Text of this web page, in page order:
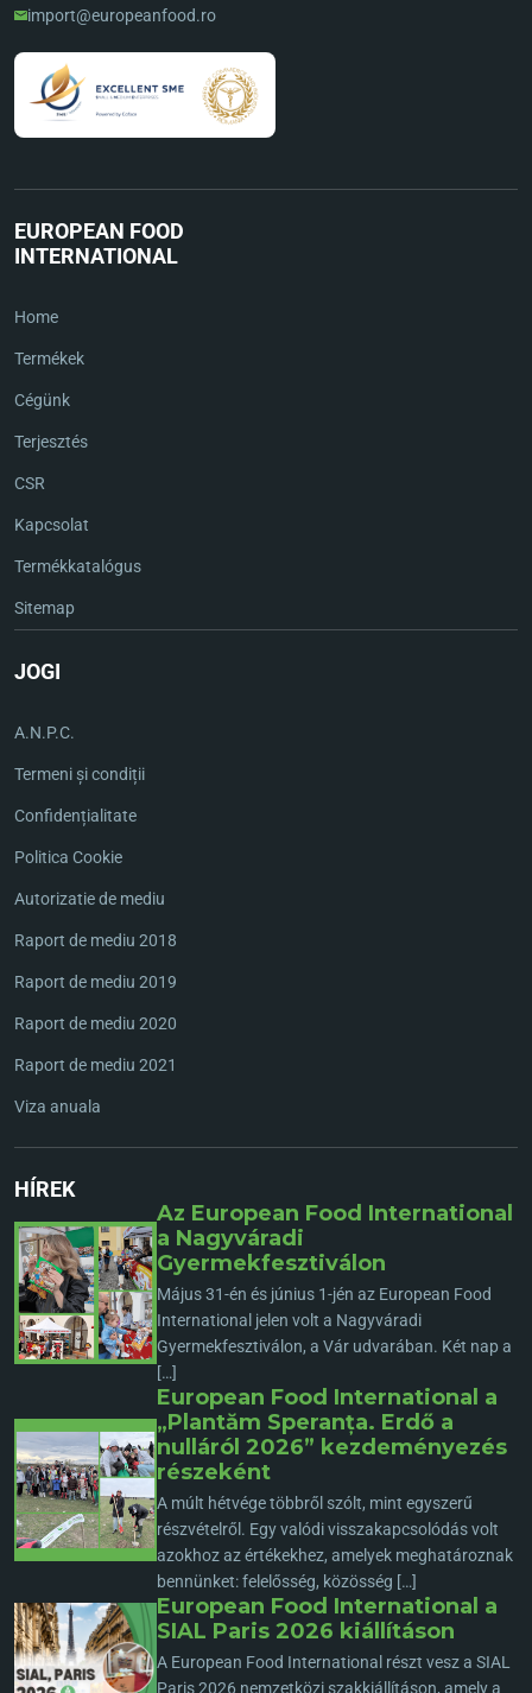
import@europeanfood.ro
EUROPEAN FOOD
INTERNATIONAL
Home
Termékek
Cégünk
Terjesztés
CSR
Kapcsolat
Termékkatalógus
Sitemap
JOGI
A.N.P.C.
Termeni și condiții
Confidențialitate
Politica Cookie
Autorizatie de mediu
Raport de mediu 2018
Raport de mediu 2019
Raport de mediu 2020
Raport de mediu 2021
Viza anuala
HÍREK
Az European Food International
a Nagyváradi
Gyermekfesztiválon
Május 31-én és június 1-jén az European Food
International jelen volt a Nagyváradi
Gyermekfesztiválon, a Vár udvarában. Két nap a
[…]
European Food International a
„Plantăm Speranța. Erdő a
nulláról 2026” kezdeményezés
részeként
A múlt hétvége többről szólt, mint egyszerű
részvételről. Egy valódi visszakapcsolódás volt
azokhoz az értékekhez, amelyek meghatároznak
bennünket: felelősség, közösség […]
European Food International a
SIAL Paris 2026 kiállításon
A European Food International részt vesz a SIAL
Paris 2026 nemzetközi szakkiállításon, amely a